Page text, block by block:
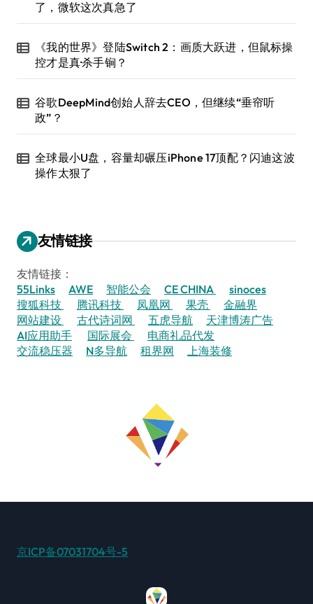
了，微软这次真急了
《我的世界》登陆Switch 2：画质大跃进，但鼠标操
控才是真·杀手锏？
谷歌DeepMind创始人辞去CEO，但继续“垂帘听
政”？
全球最小U盘，容量却碾压iPhone 17顶配？闪迪这波
操作太狠了
友情链接
友情链接：
55Links
AWE 智能公会 CE CHINA
sinoces
搜狐科技
腾讯科技 凤凰网 果壳
金融界
网站建设
古代诗词网 五虎导航
天津博涛广告
AI应用助手
国际展会
电商礼品代发
交流稳压器
N多导航 租界网 上海装修
京ICP备07031704号-5